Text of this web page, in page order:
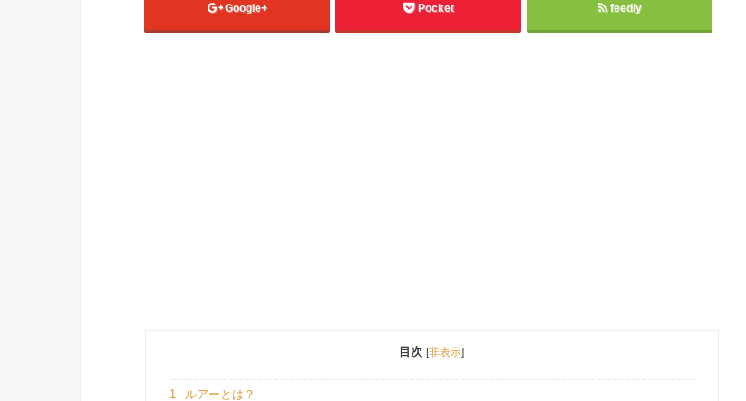
Google+ Pocket feedly
目次 [非表示]
1 ルアーとは？